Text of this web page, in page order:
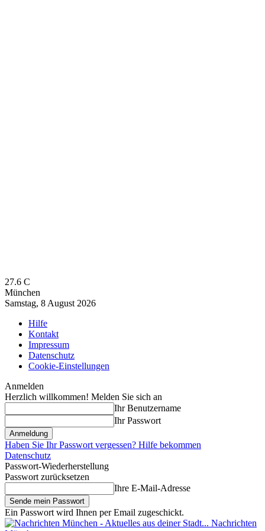
27.6 C
München
Samstag, 8 August 2026
Hilfe
Kontakt
Impressum
Datenschutz
Cookie-Einstellungen
Anmelden
Herzlich willkommen! Melden Sie sich an
Ihr Benutzername
Ihr Passwort
Haben Sie Ihr Passwort vergessen? Hilfe bekommen
Datenschutz
Passwort-Wiederherstellung
Passwort zurücksetzen
Ihre E-Mail-Adresse
Ein Passwort wird Ihnen per Email zugeschickt.
Nachrichten